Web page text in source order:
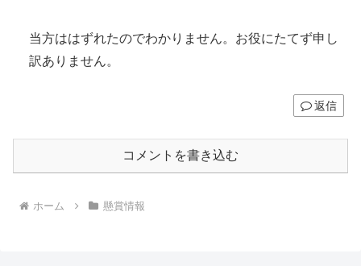
当方ははずれたのでわかりません。お役にたてず申し
訳ありません。
返信
コメントを書き込む
ホーム 懸賞情報